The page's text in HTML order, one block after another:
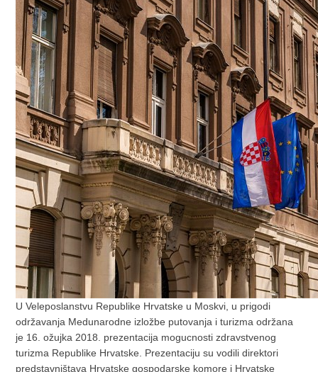
U Veleposlanstvu Republike Hrvatske u Moskvi, u prigodi
održavanja Medunarodne izložbe putovanja i turizma održana
je 16. ožujka 2018. prezentacija mogucnosti zdravstvenog
turizma Republike Hrvatske. Prezentaciju su vodili direktori
predstavništava Hrvatske gospodarske komore i Hrvatske